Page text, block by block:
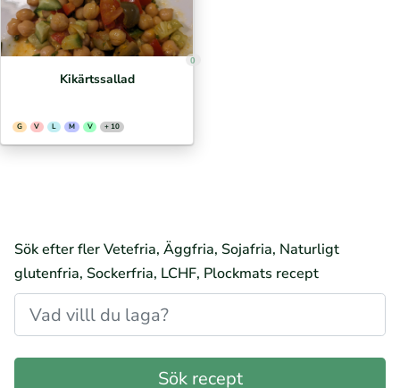
0
Kikärtssallad
G V L M V + 10
Sök efter fler Vetefria, Äggfria, Sojafria, Naturligt
glutenfria, Sockerfria, LCHF, Plockmats recept